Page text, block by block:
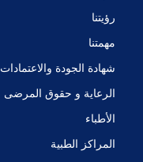
رؤيتنا
مهمتنا
شهادة الجودة والاعتمادات
الرعاية و حقوق المرضى
الأطباء
المراكز الطبية